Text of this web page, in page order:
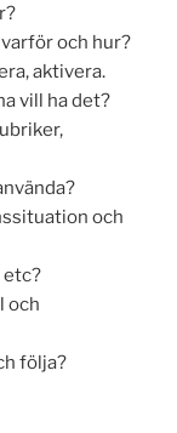
och hur?
aktivera.
vill ha det?
och
etc?
och
följa?